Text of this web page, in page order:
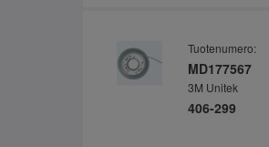
Tuotenumero:
MD177567
3M Unitek
406-299